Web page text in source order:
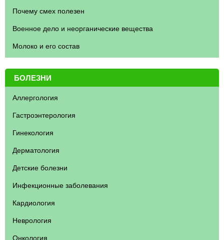
Почему смех полезен
Военное дело и неорганические вещества
Молоко и его состав
БОЛЕЗНИ
Аллергология
Гастроэнтерология
Гинекология
Дерматология
Детские болезни
Инфекционные заболевания
Кардиология
Неврология
Онкология